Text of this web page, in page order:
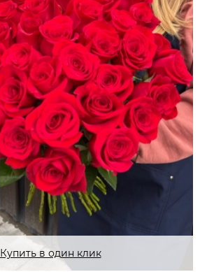
Купить в один клик